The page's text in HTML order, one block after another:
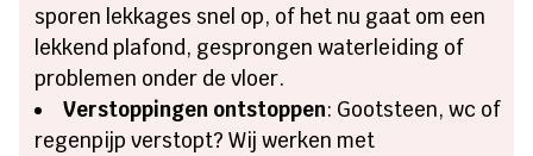
sporen lekkages snel op, of het nu gaat om een
lekkend plafond, gesprongen waterleiding of
problemen onder de vloer.
Verstoppingen ontstoppen: Gootsteen, wc of
regenpijp verstopt? Wij werken met